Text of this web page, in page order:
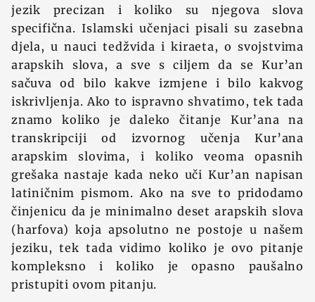
jezik precizan i koliko su njegova slova
specifična. Islamski učenjaci pisali su zasebna
djela, u nauci tedžvida i kiraeta, o svojstvima
arapskih slova, a sve s ciljem da se Kur’an
sačuva od bilo kakve izmjene i bilo kakvog
iskrivljenja. Ako to ispravno shvatimo, tek tada
znamo koliko je daleko čitanje Kur’ana na
transkripciji od izvornog učenja Kur’ana
arapskim slovima, i koliko veoma opasnih
grešaka nastaje kada neko uči Kur’an napisan
latiničnim pismom. Ako na sve to pridodamo
činjenicu da je minimalno deset arapskih slova
(harfova) koja apsolutno ne postoje u našem
jeziku, tek tada vidimo koliko je ovo pitanje
kompleksno i koliko je opasno paušalno
pristupiti ovom pitanju.